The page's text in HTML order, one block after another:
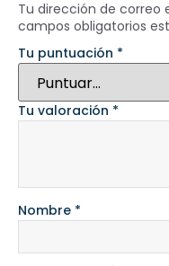
Tu dirección de correo
campos obligatorios
Tu puntuación *
Tu valoración *
Nombre *